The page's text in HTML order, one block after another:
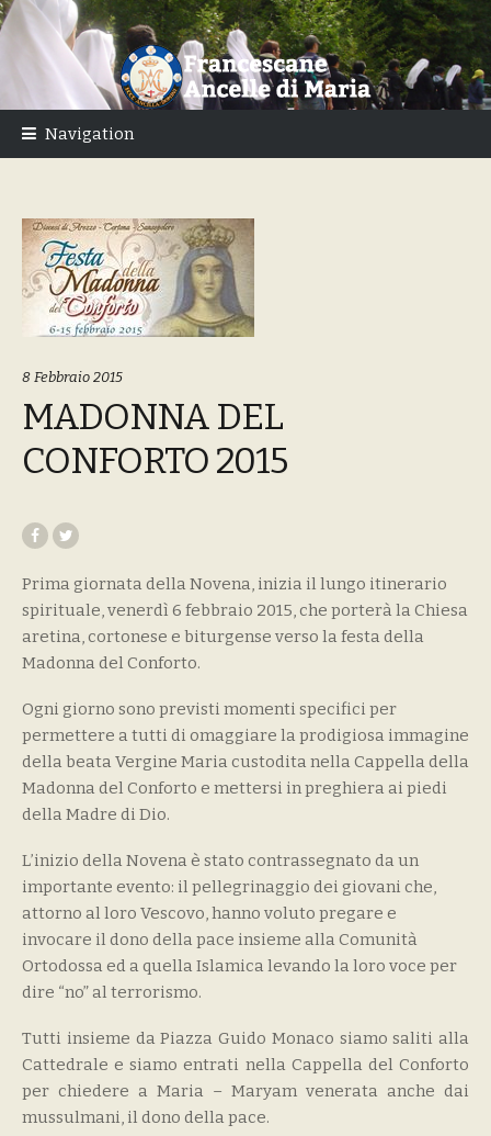
navigation
content
Navigation
8 Febbraio 2015
MADONNA DEL
CONFORTO 2015
Prima giornata della Novena, inizia il lungo itinerario
spirituale, venerdì 6 febbraio 2015, che porterà la Chiesa
aretina, cortonese e biturgense verso la festa della
Madonna del Conforto.
Ogni giorno sono previsti momenti specifici per
permettere a tutti di omaggiare la prodigiosa immagine
della beata Vergine Maria custodita nella Cappella della
Madonna del Conforto e mettersi in preghiera ai piedi
della Madre di Dio.
L’inizio della Novena è stato contrassegnato da un
importante evento: il pellegrinaggio dei giovani che,
attorno al loro Vescovo, hanno voluto pregare e
invocare il dono della pace insieme alla Comunità
Ortodossa ed a quella Islamica levando la loro voce per
dire “no” al terrorismo.
Tutti insieme da Piazza Guido Monaco siamo saliti alla
Cattedrale e siamo entrati nella Cappella del Conforto
per chiedere a Maria – Maryam venerata anche dai
mussulmani, il dono della pace.